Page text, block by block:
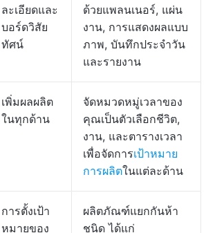
ละเอียดและ
บอร์ดวิสัย
ทัศน์
ด้วยแพลนเนอร์, แผ่น
งาน, การแสดงผลแบบ
ภาพ, บันทึกประจำวัน
และรายงาน
เพิ่มผลผลิต
ในทุกด้าน
จัดหมวดหมู่เวลาของ
คุณเป็นตัวเลือกชีวิต,
งาน, และตารางเวลา
เพื่อจัดการเป้าหมาย
การผลิตในแต่ละด้าน
การตั้งเป้า
หมายของ
ผลิตภัณฑ์แยกกันห้า
ชนิด ได้แก่